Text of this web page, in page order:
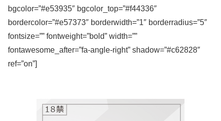
bgcolor=”#e53935″ bgcolor_top=”#f44336″
bordercolor=”#e57373″ borderwidth=”1″ borderradius=”5″
fontsize=”” fontweight=”bold” width=””
fontawesome_after=”fa-angle-right” shadow=”#c62828″
ref=”on”]